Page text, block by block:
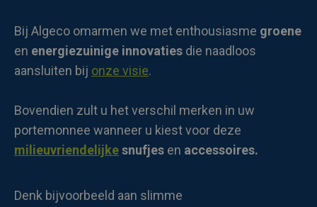
Bij Algeco omarmen we met enthousiasme groene
en energiezuinige innovaties die naadloos
aansluiten bij onze visie.
Bovendien zult u het verschil merken in uw
portemonnee wanneer u kiest voor deze
milieuvriendelijkesnufjes en accessoires.
Denk bijvoorbeeld aan slimme